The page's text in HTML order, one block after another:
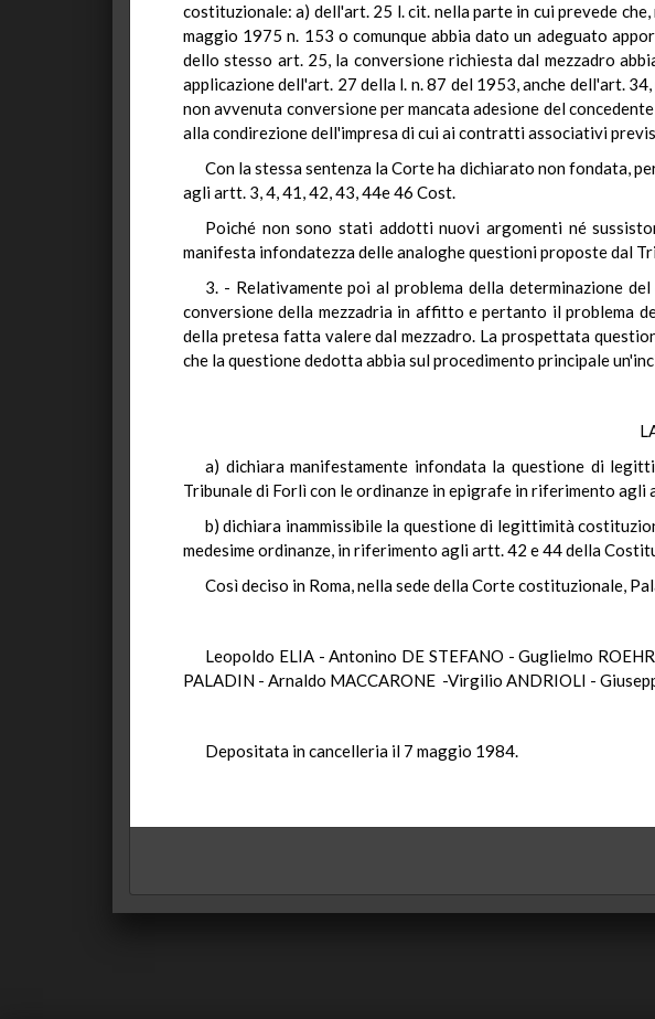
costituzionale: a) dell'art. 25 l. cit. nella parte in cui prevede
maggio 1975 n. 153 o comunque abbia dato un adeguato
dello stesso art. 25, la conversione richiesta dal mezzadro
applicazione dell'art. 27 della l. n. 87 del 1953, anche dell'art.
non avvenuta conversione per mancata adesione del
alla condirezione dell'impresa di cui ai contratti associativi
Con la stessa sentenza la Corte ha dichiarato non fondata,
agli artt. 3, 4, 41, 42, 43, 44e 46 Cost.
Poiché non sono stati addotti nuovi argomenti né
manifesta infondatezza delle analoghe questioni proposte dal
3. - Relativamente poi al problema della determinazione
conversione della mezzadria in affitto e pertanto il problema
della pretesa fatta valere dal mezzadro. La prospettata
che la questione dedotta abbia sul procedimento principale
a) dichiara manifestamente infondata la questione di
Tribunale di Forlì con le ordinanze in epigrafe in riferimento agli
b) dichiara inammissibile la questione di legittimità
medesime ordinanze, in riferimento agli artt. 42 e 44 della
Così deciso in Roma, nella sede della Corte costituzionale,
Leopoldo ELIA - Antonino DE STEFANO - Guglielmo
PALADIN - Arnaldo MACCARONE -Virgilio ANDRIOLI -
Depositata in cancelleria il 7 maggio 1984.